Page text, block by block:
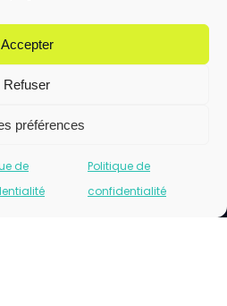
Accepter
Refuser
préférences
de Politique de
confidentialité